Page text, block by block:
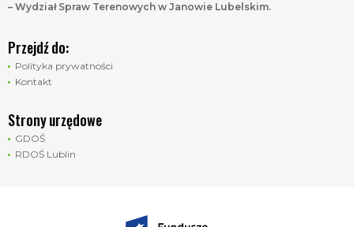
– Wydział Spraw Terenowych w Janowie Lubelskim.
Przejdź do:
Polityka prywatności
Kontakt
Strony urzędowe
GDOŚ
RDOŚ Lublin